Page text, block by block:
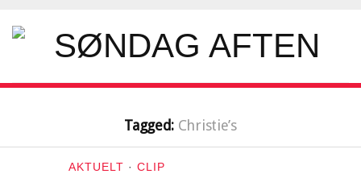
Tagged: Christie’s
AKTUELT · CLIP